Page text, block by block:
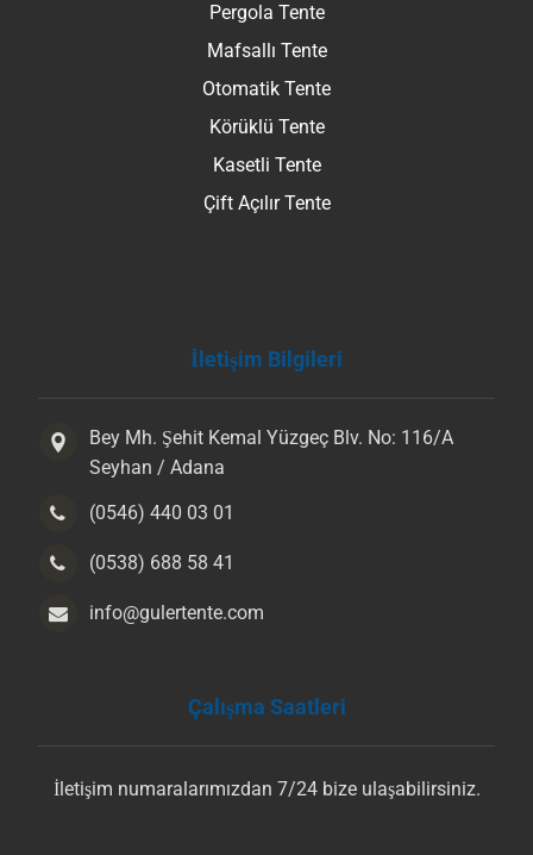
Pergola Tente
Mafsallı Tente
Otomatik Tente
Körüklü Tente
Kasetli Tente
Çift Açılır Tente
İletişim Bilgileri
Bey Mh. Şehit Kemal Yüzgeç Blv. No: 116/A
Seyhan / Adana
(0546) 440 03 01
(0538) 688 58 41
info@gulertente.com
Çalışma Saatleri
İletişim numaralarımızdan 7/24 bize ulaşabilirsiniz.